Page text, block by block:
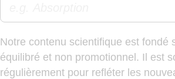
Notre contenu scientifique est fondé
équilibré et non promotionnel. Il est
régulièrement pour refléter les